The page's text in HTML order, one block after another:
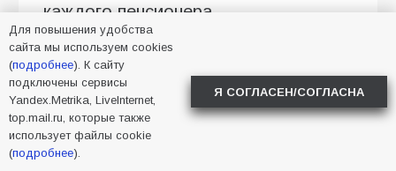
каждого пенсионера.
Как работает перерасчёт для
работающих пенсионеров
Если пенсионер официально
трудился в 2025 году,
работодатель перечислял за него
Для повышения удобства
сайта мы используем cookies
(подробнее). К сайту
подключены сервисы
Yandex.Metrika, LiveInternet,
top.mail.ru, которые также
использует файлы cookie
(подробнее).
Я СОГЛАСЕН/СОГЛАСНА